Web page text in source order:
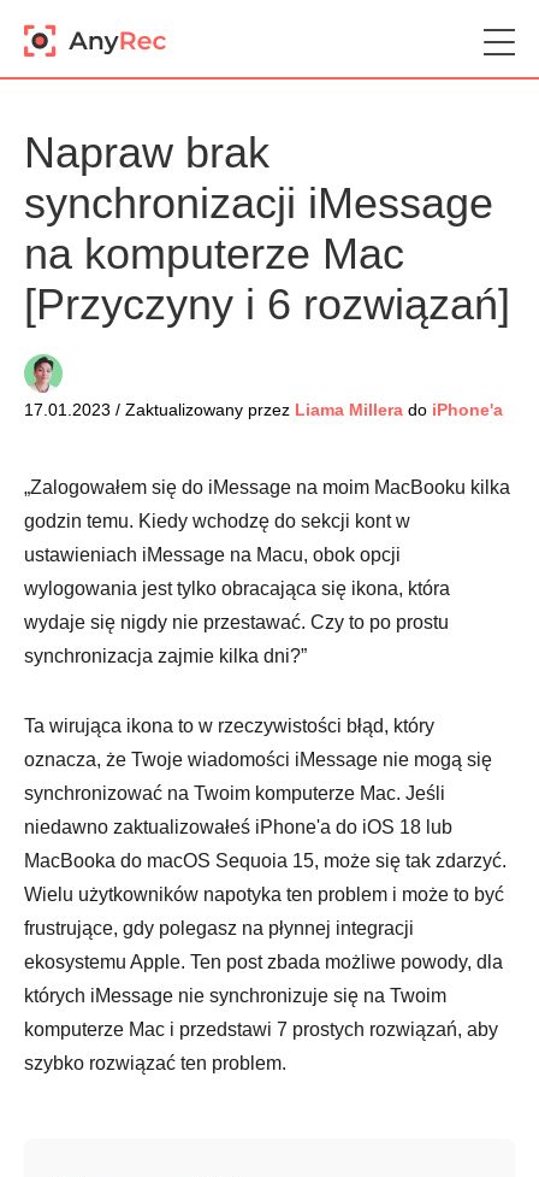
Napraw brak
synchronizacji iMessage
na komputerze Mac
[Przyczyny i 6 rozwiązań]
17.01.2023 / Zaktualizowany przez Liama Millera do iPhone'a
„Zalogowałem się do iMessage na moim MacBooku kilka
godzin temu. Kiedy wchodzę do sekcji kont w
ustawieniach iMessage na Macu, obok opcji
wylogowania jest tylko obracająca się ikona, która
wydaje się nigdy nie przestawać. Czy to po prostu
synchronizacja zajmie kilka dni?”
Ta wirująca ikona to w rzeczywistości błąd, który
oznacza, że Twoje wiadomości iMessage nie mogą się
synchronizować na Twoim komputerze Mac. Jeśli
niedawno zaktualizowałeś iPhone'a do iOS 18 lub
MacBooka do macOS Sequoia 15, może się tak zdarzyć.
Wielu użytkowników napotyka ten problem i może to być
frustrujące, gdy polegasz na płynnej integracji
ekosystemu Apple. Ten post zbada możliwe powody, dla
których iMessage nie synchronizuje się na Twoim
komputerze Mac i przedstawi 7 prostych rozwiązań, aby
szybko rozwiązać ten problem.